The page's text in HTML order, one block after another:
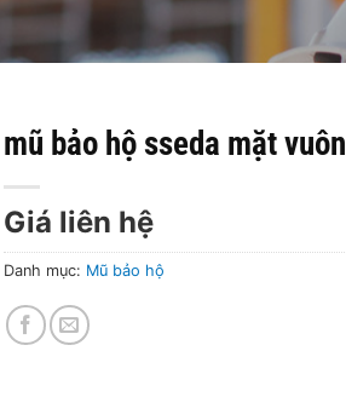
mũ bảo hộ sseda mặt
Giá liên hệ
Danh mục: Mũ bảo hộ